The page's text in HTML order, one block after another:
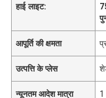
हाई लाइट:
आपूर्ति की क्षमता
उत्पत्ति के प्लेस
न्यूनतम आदेश मात्रा